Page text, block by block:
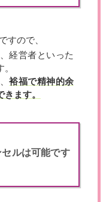
すので、
経営者といった
裕福で精神的余
ます。
ルは可能です